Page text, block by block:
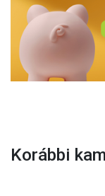
Korábbi